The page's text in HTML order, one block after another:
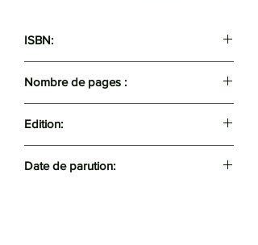
ISBN:
Nombre de pages :
Edition:
Date de parution: